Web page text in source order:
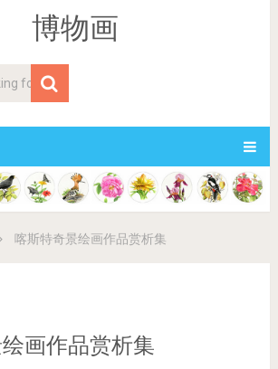
博物画
喀斯特奇景绘画作品赏析集
画作品赏析集